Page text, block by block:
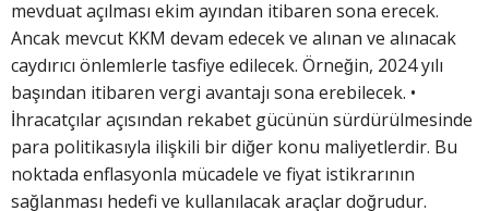
mevduat açılması ekim ayından itibaren sona erecek.
Ancak mevcut KKM devam edecek ve alınan ve alınacak
caydırıcı önlemlerle tasfiye edilecek. Örneğin, 2024 yılı
başından itibaren vergi avantajı sona erebilecek. •
İhracatçılar açısından rekabet gücünün sürdürülmesinde
para politikasıyla ilişkili bir diğer konu maliyetlerdir. Bu
noktada enflasyonla mücadele ve fiyat istikrarının
sağlanması hedefi ve kullanılacak araçlar doğrudur.